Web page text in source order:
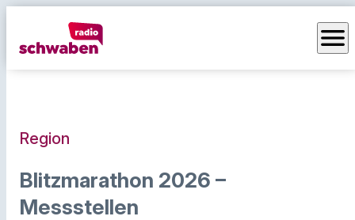
menu
Region
Blitzmarathon 2026 –
Messstellen